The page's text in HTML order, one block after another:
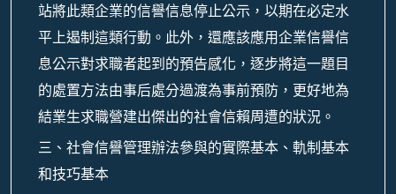
站將此類企業的信譽信息停止公示，以期在必定水
平上遏制這類行動。此外，還應該應用企業信譽信
息公示對求職者起到的預告感化，逐步將這一題目
的處置方法由事后處分過渡為事前預防，更好地為
結業生求職營建出傑出的社會信賴周遭的狀況。
三、社會信譽管理辦法參與的實際基本、軌制基本
和技巧基本